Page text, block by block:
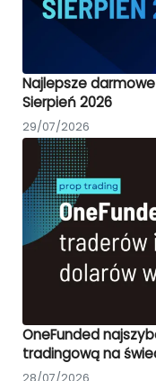
Najlepsze
Sierpień 2026
29/07/2026
OneFunded
tradingową na